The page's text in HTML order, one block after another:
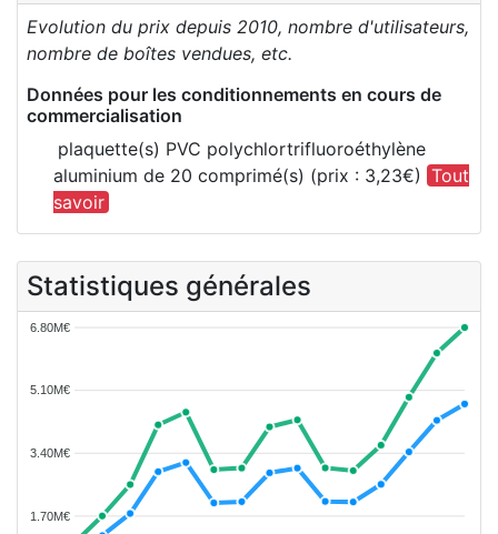
Evolution du prix depuis 2010, nombre d'utilisateurs,
nombre de boîtes vendues, etc.
Données pour les conditionnements en cours de
commercialisation
plaquette(s) PVC polychlortrifluoroéthylène
aluminium de 20 comprimé(s) (prix : 3,23€) Tout
savoir
Statistiques générales
6.80M€
5.10M€
3.40M€
1.70M€